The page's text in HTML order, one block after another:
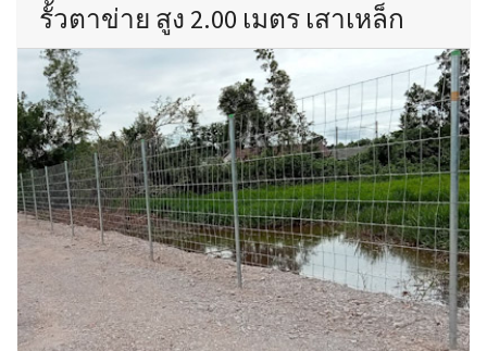
รั้วตาข่าย สูง 2.00 เมตร เสาเหล็ก